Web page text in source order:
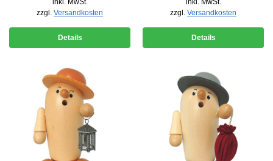
zzgl. Versandkosten
Details
zzgl. Versandkosten
Details